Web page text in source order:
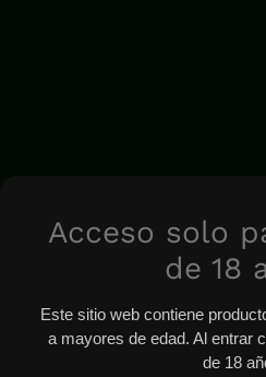
Acceso solo
de 18
Este sitio web contiene
a mayores de edad. Al entrar
de 18